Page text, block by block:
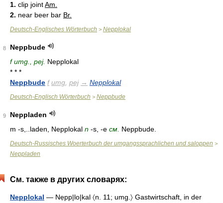
1. clip jointAm.
2. near beer bar Br.
Deutsch-Englisches Wörterbuch > Nepplokal
8
Neppbude
f umg., pej. Nepplokal
* * *
Neppbude f umg pej → Nepplokal
Deutsch-Englisch Wörterbuch > Neppbude
9
Neppladen
m -s,..laden, Nepplokal n -s, -e см. Neppbude.
Deutsch-Russisches Woerterbuch der umgangssprachlichen und saloppen >
Neppladen
См. также в других словарях:
Nepplokal — Nẹpp|lo|kal 〈n. 11; umg.〉 Gastwirtschaft, in der